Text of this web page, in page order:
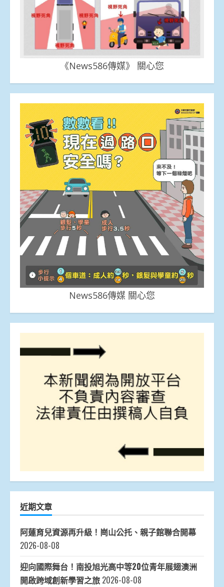
《News586傳媒》 關心您
News586傳媒 關心您
近期文章
阿蓮育兒資源再升級！崗山公托、親子館聯合開幕
2026-08-08
迎向國際舞台！南投旭光高中等20位青年展翅澳洲
開啟跨域創新學習之旅 2026-08-08